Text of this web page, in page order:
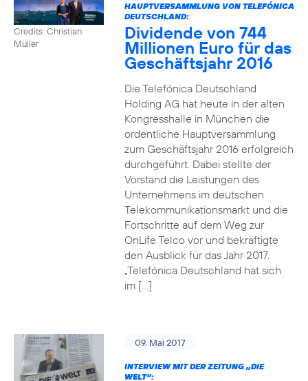
Credits: Christian
Müller
HAUPTVERSAMMLUNG VON TELEFÓNICA
DEUTSCHLAND:
Dividende von 744
Millionen Euro für das
Geschäftsjahr 2016
Die Telefónica Deutschland
Holding AG hat heute in der alten
Kongresshalle in München die
ordentliche Hauptversammlung
zum Geschäftsjahr 2016 erfolgreich
durchgeführt. Dabei stellte der
Vorstand die Leistungen des
Unternehmens im deutschen
Telekommunikationsmarkt und die
Fortschritte auf dem Weg zur
OnLife Telco vor und bekräftigte
den Ausblick für das Jahr 2017.
„Telefónica Deutschland hat sich
im […]
09. Mai 2017
INTERVIEW MIT DER ZEITUNG „DIE
WELT“: